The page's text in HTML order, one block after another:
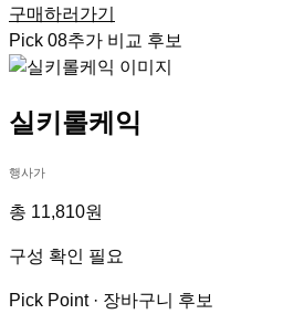
구매하러가기
Pick 08추가 비교 후보
실키롤케익
행사가
총 11,810원
구성 확인 필요
Pick Point · 장바구니 후보